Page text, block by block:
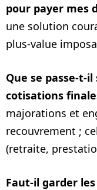
pour payer mes
une solution
plus‑value
Que se
cotisations
majorations et
recouvrement ;
(retraite,
Faut‑il garder